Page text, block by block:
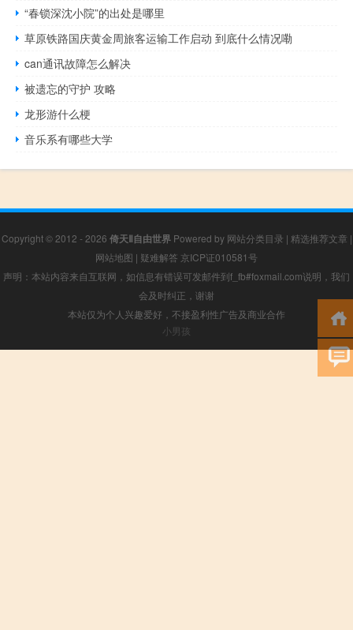
“春锁深沈小院”的出处是哪里
草原铁路国庆黄金周旅客运输工作启动 到底什么情况嘞
can通讯故障怎么解决
被遗忘的守护 攻略
龙形游什么梗
音乐系有哪些大学
Copyright © 2012 - 2026 倚天Ⅱ自由世界Powered by 网站分类目录 | 精选推荐文章 |
网站地图 | 疑难解答 京ICP证010581号
声明：本站内容来自互联网，如信息有错误可发邮件到f_fb#foxmail.com说明，我们
会及时纠正，谢谢
本站仅为个人兴趣爱好，不接盈利性广告及商业合作
小男孩